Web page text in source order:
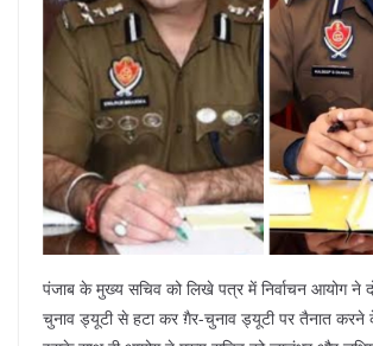
पंजाब के मुख्य सचिव को लिखे पत्र में निर्वाचन आयोग ने
चुनाव ड्यूटी से हटा कर ग़ैर-चुनाव ड्यूटी पर तैनात करने